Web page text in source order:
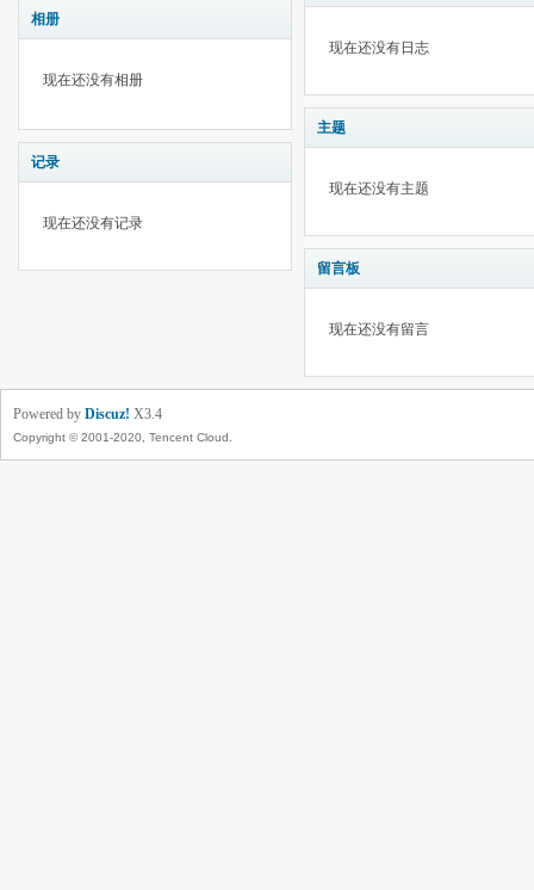
相册
现在还没有相册
记录
现在还没有记录
现在还没有日志
主题
现在还没有主题
留言板
现在还没有留言
Powered by Discuz! X3.4
Copyright © 2001-2020, Tencent Cloud.